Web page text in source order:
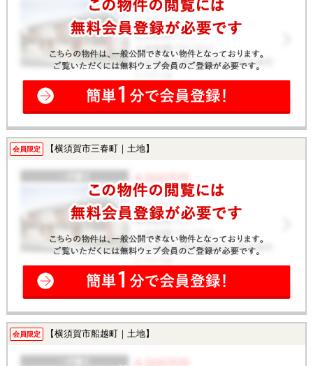
会員限定 【横須賀市三春町｜土地】
会員限定 【横須賀市船越町｜土地】